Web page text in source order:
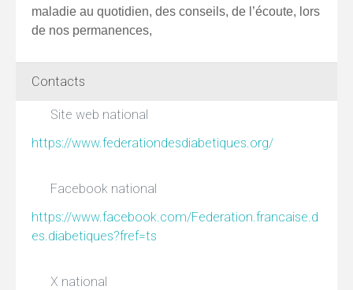
maladie au quotidien, des conseils, de l’écoute, lors
de nos permanences,
Contacts
Site web national
https://www.federationdesdiabetiques.org/
Facebook national
https://www.facebook.com/Federation.francaise.d
es.diabetiques?fref=ts
X national